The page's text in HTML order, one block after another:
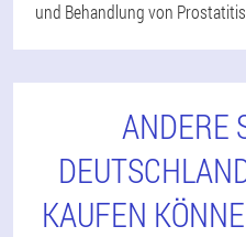
und Behandlung von
ANDERE
KAUFEN